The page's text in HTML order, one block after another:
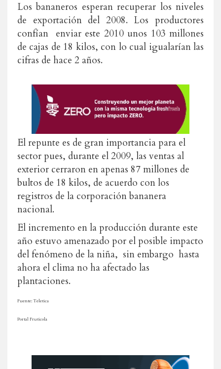
Los bananeros esperan recuperar los niveles
de exportación del 2008. Los productores
confían enviar este 2010 unos 103 millones
de cajas de 18 kilos, con lo cual igualarían las
cifras de hace 2 años.
El repunte es de gran importancia para el
sector pues, durante el 2009, las ventas al
exterior cerraron en apenas 87 millones de
bultos de 18 kilos, de acuerdo con los
registros de la corporación bananera
nacional.
El incremento en la producción durante este
año estuvo amenazado por el posible impacto
del fenómeno de la niña, sin embargo hasta
ahora el clima no ha afectado las
plantaciones.
Fuente: Teletica
Portal Fruticola